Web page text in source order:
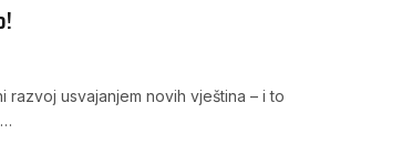
usvajanjem novih vještina – i to